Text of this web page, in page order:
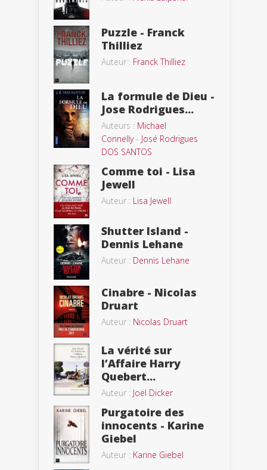
Puzzle - Franck
Thilliez
Auteur : Franck Thilliez
La formule de Dieu -
Jose Rodrigues...
Auteurs : Michael
Connelly- José Rodrigues
DOS SANTOS
Comme toi - Lisa
Jewell
Auteur : Lisa Jewell
Shutter Island -
Dennis Lehane
Auteur : Dennis Lehane
Cinabre - Nicolas
Druart
Auteur : Nicolas Druart
La vérité sur
l’Affaire Harry
Quebert...
Auteur : Joël Dicker
Purgatoire des
innocents - Karine
Giebel
Auteur : Karine Giebel